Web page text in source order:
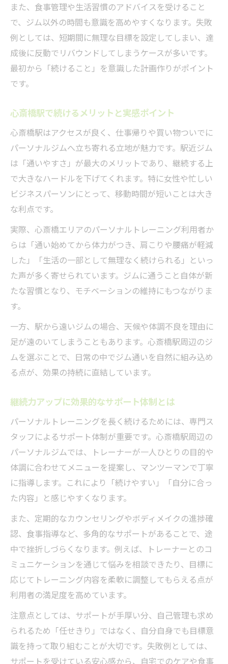
また、食事管理や生活習慣のアドバイスを受けること
で、ジム以外の時間も意識を高めやすくなります。失敗
例としては、短期間に無理な目標を設定してしまい、達
成後に反動でリバウンドしてしまうケースが多いです。
最初から「続けること」を意識した計画作りがポイント
です。
心斎橋駅で続けるメリットと実感ポイント
心斎橋駅はアクセスが良く、仕事帰りや買い物ついでに
パーソナルジムへ立ち寄れる立地が魅力です。駅近ジム
は「通いやすさ」が最大のメリットであり、継続する上
で大きなハードルを下げてくれます。特に女性や忙しい
ビジネスパーソンにとって、移動時間が短いことは大き
な利点です。
実際、心斎橋エリアのパーソナルトレーニング利用者か
らは「通い始めてから体力がつき、肩こりや腰痛が軽減
した」「生活の一部として無理なく続けられる」といっ
た声が多く寄せられています。ジムに通うこと自体が新
たな習慣となり、モチベーションの維持にもつながりま
す。
一方、駅から遠いジムの場合、天候や体調不良を理由に
足が遠のいてしまうこともあります。心斎橋駅周辺のジ
ムを選ぶことで、日常の中でジム通いを自然に組み込め
る点が、効果の持続に直結しています。
継続力アップに効果的なサポート体制とは
パーソナルトレーニングを長く続けるためには、専門ス
タッフによるサポート体制が重要です。心斎橋駅周辺の
パーソナルジムでは、トレーナーが一人ひとりの目的や
体調に合わせてメニューを提案し、マンツーマンで丁寧
に指導します。これにより「続けやすい」「自分に合っ
た内容」と感じやすくなります。
また、定期的なカウンセリングやボディメイクの進捗確
認、食事指導など、多角的なサポートがあることで、途
中で挫折しづらくなります。例えば、トレーナーとのコ
ミュニケーションを通じて悩みを相談できたり、目標に
応じてトレーニング内容を柔軟に調整してもらえる点が
利用者の満足度を高めています。
注意点としては、サポートが手厚い分、自己管理も求め
られるため「任せきり」ではなく、自分自身でも目標意
識を持って取り組むことが大切です。失敗例としては、
サポートを受けている安心感から、自宅でのケアや食事